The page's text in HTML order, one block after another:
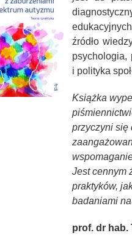
źródło
psychologia,
i polityka
Książka
przyczyni się
Jest cennym
praktyków,
badaniami
prof. dr hab.